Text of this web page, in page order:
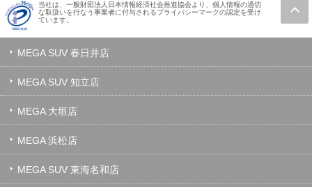
当社は、一般財団法人日本情報経済社会推進協会より、個人情報の適切
な取扱いを行なう事業者に付与されるプライバシーマークの認定を受け
ています。
MEGA SUV 春日井店
MEGA SUV 知立店
MEGA 大垣店
MEGA 浜松店
MEGA SUV 東海名和店